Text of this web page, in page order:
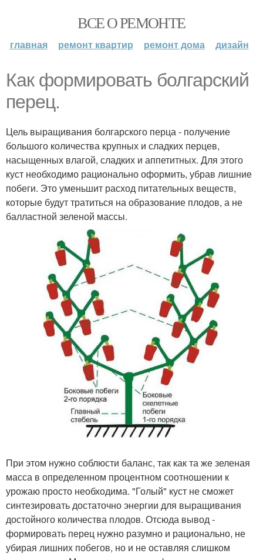
ВСЕ О РЕМОНТЕ
главная ремонт квартир ремонт дома дизайн
Как формировать болгарский
перец.
Цель выращивания болгарского перца - получение
большого количества крупных и сладких перцев,
насыщенных влагой, сладких и аппетитных. Для этого
куст необходимо рационально оформить, убрав лишние
побеги. Это уменьшит расход питательных веществ,
которые будут тратиться на образование плодов, а не
балластной зеленой массы.
При этом нужно соблюсти баланс, так как та же зеленая
масса в определенном процентном соотношении к
урожаю просто необходима. "Голый" куст не сможет
синтезировать достаточно энергии для выращивания
достойного количества плодов. Отсюда вывод -
формировать перец нужно разумно и рационально, не
убирая лишних побегов, но и не оставляя слишком